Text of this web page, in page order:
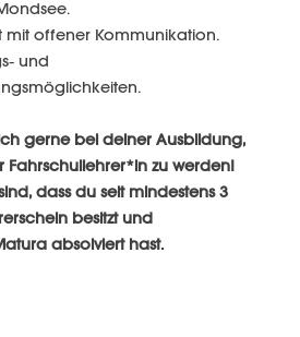
mit offener Kommunikation.
und
gerne bei deiner Ausbildung,
Fahrschullehrer*in zu werden!
dass du seit mindestens 3
besitzt und
absolviert hast.